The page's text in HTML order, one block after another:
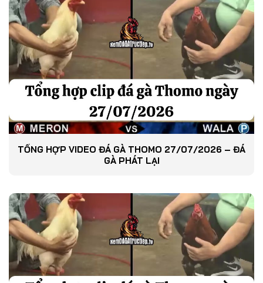
TỔNG HỢP VIDEO ĐÁ GÀ THOMO 27/07/2026 – ĐÁ
GÀ PHÁT LẠI